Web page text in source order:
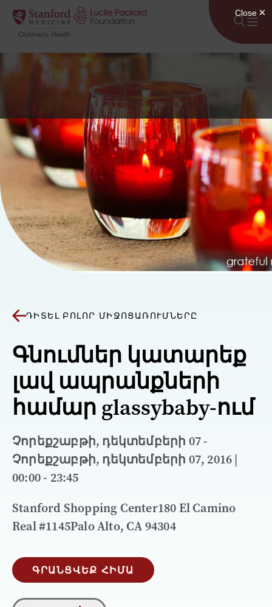
Անցնել բովանդակությանը
ԴԻՏԵԼ ԲՈԼՈՐ ՄԻՋՈՑԱՌՈՒՄՆԵՐԸ
Գնումներ կատարեք
լավ ապրանքների
համար glassybaby-ում
Չորեքշաբթի, դեկտեմբերի 07 -
Չորեքշաբթի, դեկտեմբերի 07, 2016 |
00:00 - 23:45
Stanford Shopping Center180 El Camino
Real #1145Palo Alto, CA 94304
ԳՐԱՆՑՎԵՔ ՀԻՄԱ